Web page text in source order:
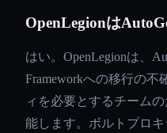
OpenLegionは
はい。OpenLegionは、
Frameworkへの移行の
ィを必要とするチーム
能します。ボルトプロ